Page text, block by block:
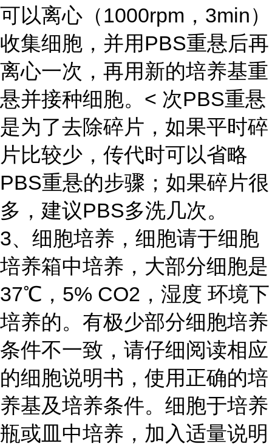
可以离心（1000rpm，3min）
收集细胞，并用PBS重悬后再
离心一次，再用新的培养基重
悬并接种细胞。< 次PBS重悬
是为了去除碎片，如果平时碎
片比较少，传代时可以省略
PBS重悬的步骤；如果碎片很
多，建议PBS多洗几次。
3、细胞培养，细胞请于细胞
培养箱中培养，大部分细胞是
37℃，5% CO2，湿度 环境下
培养的。有极少部分细胞培养
条件不一致，请仔细阅读相应
的细胞说明书，使用正确的培
养基及培养条件。细胞于培养
瓶或皿中培养，加入适量说明